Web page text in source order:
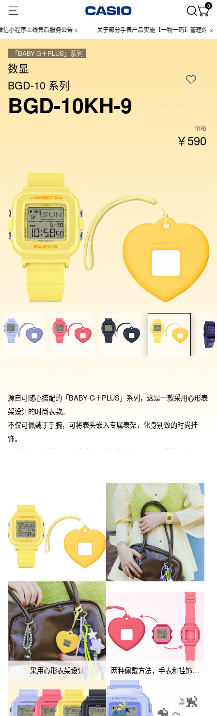
0
序上线售后服务公告 > 关于部分手表产品实施【一物一码】管理的公告 >
「BABY-G＋PLUS」系列
数显
BGD-10 系列
BGD-10KH-9
价格
￥590
源自可随心搭配的「BABY-G＋PLUS」系列，这是一款采用心形表
架设计的时尚表款。
不仅可佩戴于手腕，可将表头嵌入专属表架，化身别致的时尚挂
饰。
表体与表架均采用哑光质感的新鲜马卡龙色系，尽显甜美设计。硅
腕表不仅具备防震结构，更拥有100米的防水性能，兼顾实用功能。
※装饰改造请由顾客自行承担责任
※关于附挂绳的专用表架：
请避免存放在阳光直射或高温高湿场所
安装金属挂绳时，可能导致表架挂孔破损
采用心形表架设计 两种佩戴方法，手表和挂饰随心切换